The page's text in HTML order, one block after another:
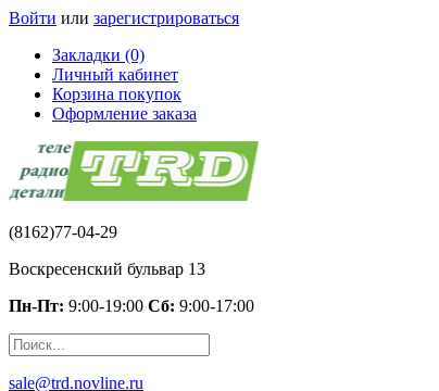
Войти или зарегистрироваться
Закладки (0)
Личный кабинет
Корзина покупок
Оформление заказа
(8162)77-04-29
Воскресенский бульвар 13
Пн-Пт: 9:00-19:00 Сб: 9:00-17:00
sale@trd.novline.ru